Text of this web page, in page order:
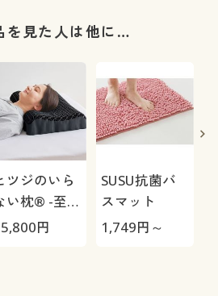
を見た人は他に…
ツジのいら
い枕® -至
-
円
SUSU抗菌バ
スマット
1,749円～